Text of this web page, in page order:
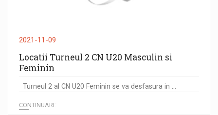
2021-11-09
Locatii Turneul 2 CN U20 Masculin si
Feminin
Turneul 2 al CN U20 Feminin se va desfasura in ...
CONTINUARE